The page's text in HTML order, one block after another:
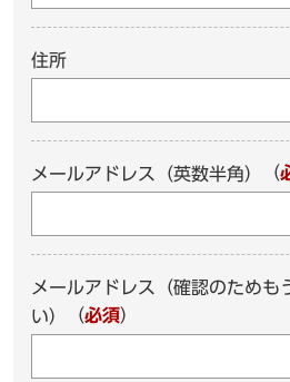
住所
メールアドレス（英数半角） （
メールアドレス（確認のためも
い）
（必須）